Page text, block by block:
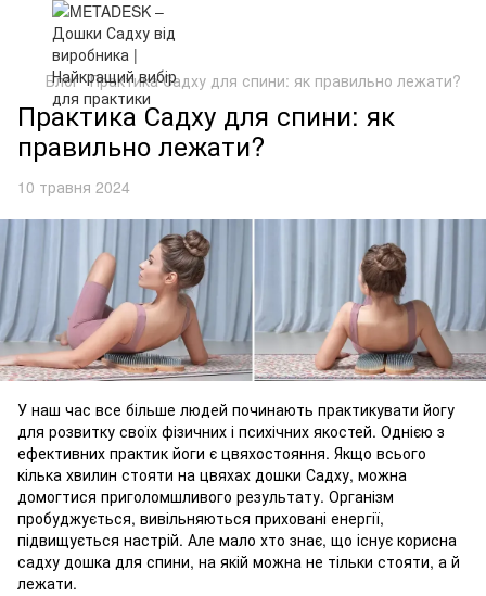
Блог Практика Садху для спини: як правильно лежати?
Практика Садху для спини: як
правильно лежати?
10 травня 2024
У наш час все більше людей починають практикувати йогу
для розвитку своїх фізичних і психічних якостей. Однією з
ефективних практик йоги є цвяхостояння. Якщо всього
кілька хвилин стояти на цвяхах дошки Садху, можна
домогтися приголомшливого результату. Організм
пробуджується, вивільняються приховані енергії,
підвищується настрій. Але мало хто знає, що існує корисна
садху дошка для спини, на якій можна не тільки стояти, а й
лежати.